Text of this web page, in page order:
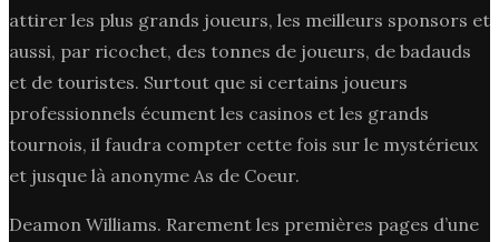
attirer les plus grands joueurs, les meilleurs sponsors et
aussi, par ricochet, des tonnes de joueurs, de badauds
et de touristes. Surtout que si certains joueurs
professionnels écument les casinos et les grands
tournois, il faudra compter cette fois sur le mystérieux
et jusque là anonyme As de Coeur.
Deamon Williams. Rarement les premières pages d’une